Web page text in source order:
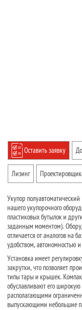
Оставить заявку
Лизинг
Укупор
нашего укупорочного
пластиковых бутылок и
заданным моментом).
отличается от аналогов на
удобством, автономностью
Установка имеет
закрутки, что позволяет
типы тары и крышек.
обуславливают его
располагающими
выпускающими небольшие